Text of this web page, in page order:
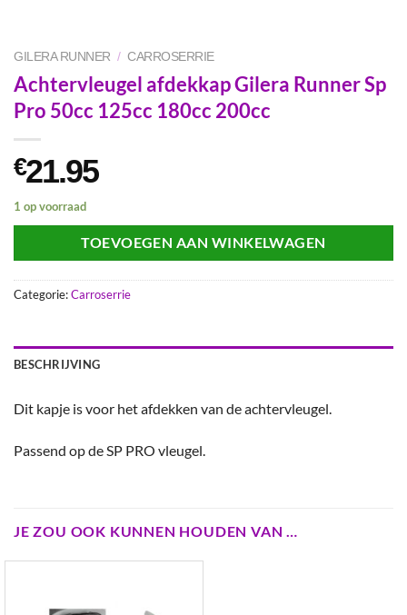
GILERA RUNNER / CARROSERRIE
Achtervleugel afdekkap Gilera Runner Sp
Pro 50cc 125cc 180cc 200cc
€21.95
1 op voorraad
TOEVOEGEN AAN WINKELWAGEN
Categorie:Carroserrie
BESCHRIJVING
Dit kapje is voor het afdekken van de achtervleugel.
Passend op de SP PRO vleugel.
JE ZOU OOK KUNNEN HOUDEN VAN …